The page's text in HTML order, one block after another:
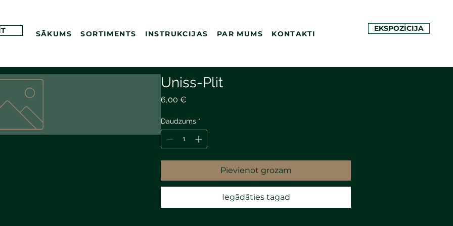
SĀKUMS SORTIMENTS INSTRUKCIJAS PAR MUMS KONTAKTI
EKSPOZĪCIJA
Uniss-Plit
6,00 €
Daudzums *
Pievienot grozam
Iegādāties tagad